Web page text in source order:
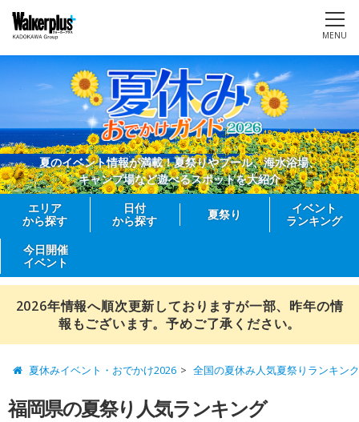
MENU
夏のイベント情報が満載！夏祭りやプール、海水浴場、
キャンプ場など遊べるスポットを大紹介
エリア
から探す
日付
から探す
夏祭り
イベント
ランキング
今日開催
イベント
2026年情報へ順次更新しておりますが一部、昨年の情
報もございます。予めご了承ください。
夏休みイベント・おでかけ2026 全国の夏休み人気夏祭りランキング
福岡県の夏祭り人気ランキング